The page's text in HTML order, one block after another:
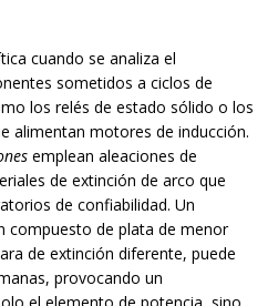
cuando se analiza el
sometidos a ciclos de
los relés de estado sólido o los
alimentan motores de inducción.
emplean aleaciones de
de extinción de arco que
de confiabilidad. Un
compuesto de plata de menor
de extinción diferente, puede
provocando un